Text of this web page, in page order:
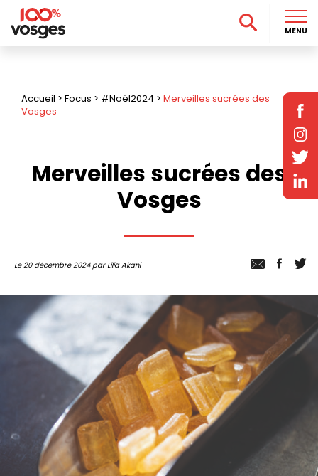
Accueil > Focus > #Noël2024 > Merveilles sucrées des
Vosges
Merveilles sucrées des
Vosges
Le 20 décembre 2024 par Lilia Akani
MENU